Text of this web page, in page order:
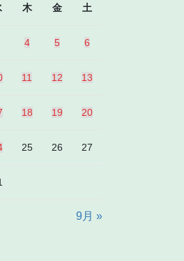
木 金 土
4 5 6
11 12 13
18 19 20
25 26 27
9月 »